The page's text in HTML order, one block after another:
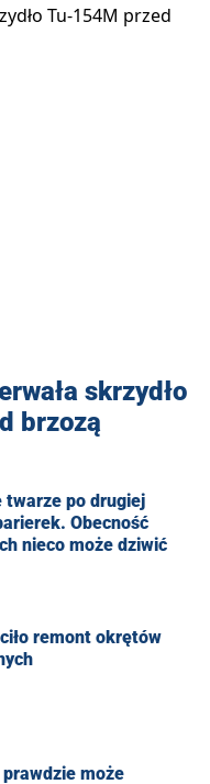
skrzydło
brzozą
twarze po drugiej
Obecność
nieco może dziwić
remont okrętów
może